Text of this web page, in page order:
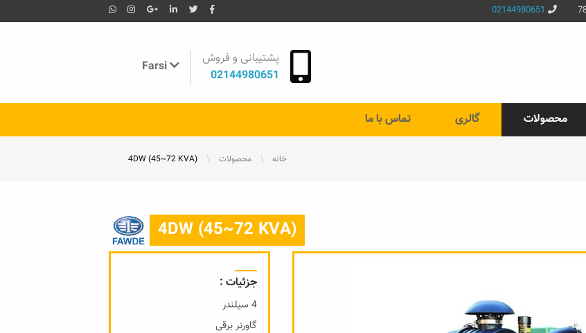
02144980651
پشتیبانی و فروش
02144980651
Farsi
محصولات گالری تماس با ما
خانه محصولات 4DW (45~72 KVA)
4DW (45~72 KVA)
جزئیات :
4 سیلندر
گاورنر برقی